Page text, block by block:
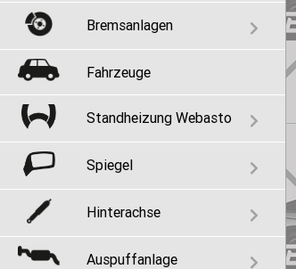
Bremsanlagen
Fahrzeuge
Standheizung Webasto
Spiegel
Hinterachse
Auspuffanlage